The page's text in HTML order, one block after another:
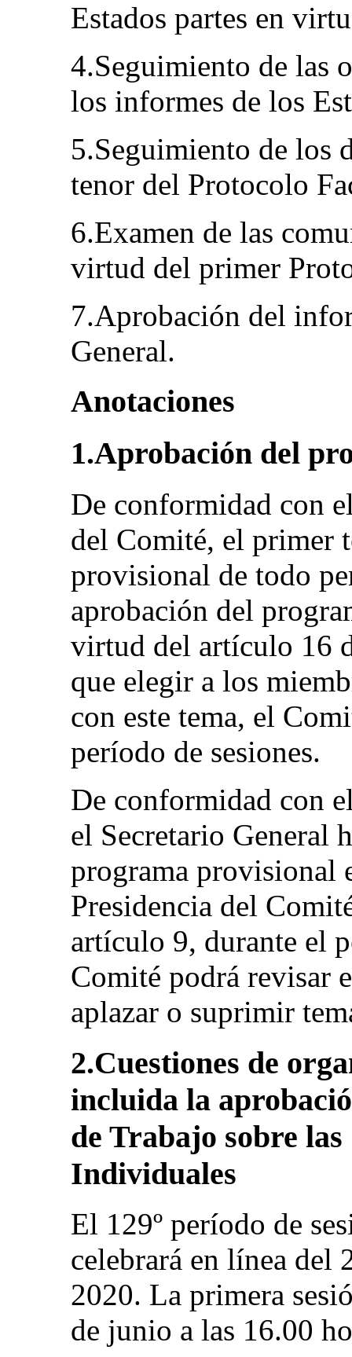
Estados partes en
4.Seguimiento de las
los informes de los
5.Seguimiento de los
tenor del Protocolo
6.Examen de las
virtud del primer
7.Aprobación del
General.
Anotaciones
1.Aprobación del
De conformidad con
del Comité, el primer
provisional de todo
aprobación del
virtud del artículo 16
que elegir a los
con este tema, el
período de sesiones.
De conformidad con
el Secretario General
programa provisional
Presidencia del
artículo 9, durante el
Comité podrá revisar
aplazar o suprimir
2.Cuestiones de
incluida la
de Trabajo sobre
Individuales
El 129º período de
celebrará en línea
2020. La primera
de junio a las 16.00